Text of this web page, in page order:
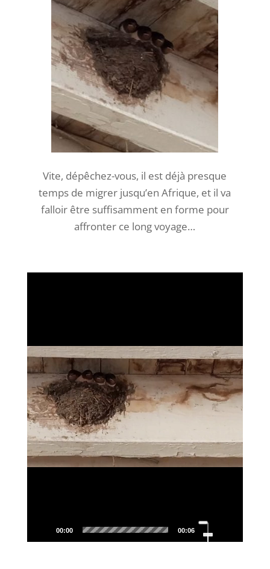
Vite, dépêchez-vous, il est déjà presque
temps de migrer jusqu’en Afrique, et il va
falloir être suffisamment en forme pour
affronter ce long voyage…
00:00 00:06
les
flèches
haut/bas
pour